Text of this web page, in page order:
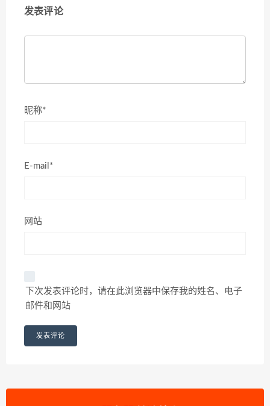
发表评论
昵称*
E-mail*
网站
下次发表评论时，请在此浏览器中保存我的姓名、电子
邮件和网站